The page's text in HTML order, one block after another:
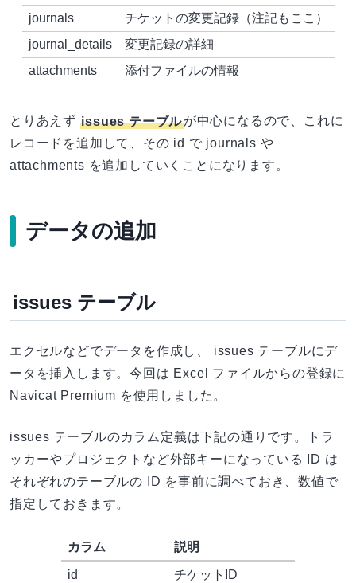
journals
チケットの変更記録（注記もここ）
journal_details
変更記録の詳細
attachments
添付ファイルの情報
とりあえず issues テーブルが中心になるので、これに
レコードを追加して、その id で journals や
attachments を追加していくことになります。
データの追加
issues テーブル
エクセルなどでデータを作成し、 issues テーブルにデ
ータを挿入します。今回は Excel ファイルからの登録に
Navicat Premium を使用しました。
issues テーブルのカラム定義は下記の通りです。トラ
ッカーやプロジェクトなど外部キーになっている ID は
それぞれのテーブルの ID を事前に調べておき、数値で
指定しておきます。
カラム 説明
id チケットID